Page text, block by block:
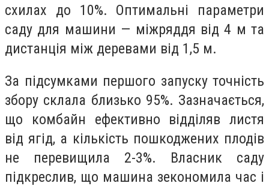
схилах до 10%. Оптимальні параметри
саду для машини — міжряддя від 4 м та
дистанція між деревами від 1,5 м.
За підсумками першого запуску точність
збору склала близько 95%. Зазначається,
що комбайн ефективно відділяв листя
від ягід, а кількість пошкоджених плодів
не перевищила 2-3%. Власник саду
підкреслив, що машина зекономила час і